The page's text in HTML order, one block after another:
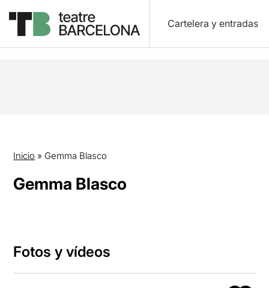
Cartelera y entradas
Inicio » Gemma Blasco
Gemma Blasco
Fotos y vídeos